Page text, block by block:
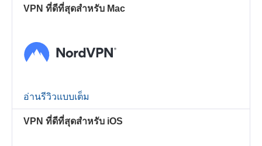
VPN ที่ดีที่สุดสำหรับ Mac
อ่านรีวิวแบบเต็ม
VPN ที่ดีที่สุดสำหรับ iOS